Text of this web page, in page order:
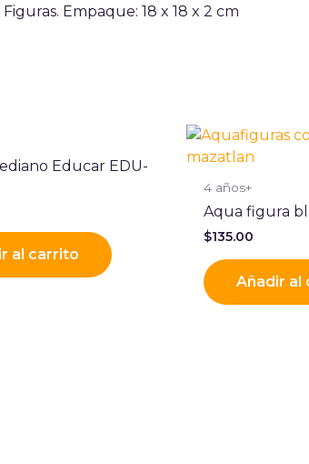
Empaque: 18 x 18 x 2 cm
Educar EDU-
al carrito
4 años+
Aqua figura
$135.00
Añadir al